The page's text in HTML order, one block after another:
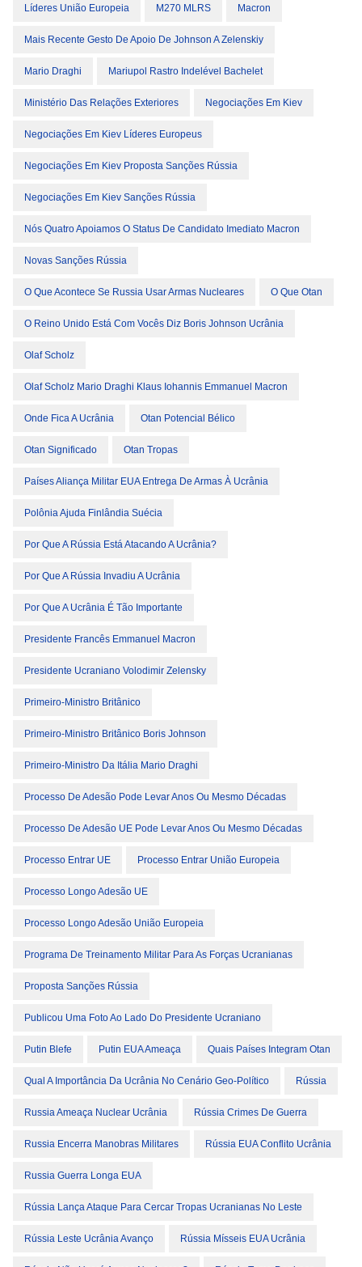
Líderes União Europeia M270 MLRS Macron
Mais Recente Gesto De Apoio De Johnson A Zelenskiy
Mario Draghi Mariupol Rastro Indelével Bachelet
Ministério Das Relações Exteriores Negociações Em Kiev
Negociações Em Kiev Líderes Europeus
Negociações Em Kiev Proposta Sanções Rússia
Negociações Em Kiev Sanções Rússia
Nós Quatro Apoiamos O Status De Candidato Imediato Macron
Novas Sanções Rússia
O Que Acontece Se Russia Usar Armas Nucleares O Que Otan
O Reino Unido Está Com Vocês Diz Boris Johnson Ucrânia
Olaf Scholz
Olaf Scholz Mario Draghi Klaus Iohannis Emmanuel Macron
Onde Fica A Ucrânia Otan Potencial Bélico
Otan Significado Otan Tropas
Países Aliança Militar EUA Entrega De Armas À Ucrânia
Polônia Ajuda Finlândia Suécia
Por Que A Rússia Está Atacando A Ucrânia?
Por Que A Rússia Invadiu A Ucrânia
Por Que A Ucrânia É Tão Importante
Presidente Francês Emmanuel Macron
Presidente Ucraniano Volodimir Zelensky
Primeiro-Ministro Britânico
Primeiro-Ministro Britânico Boris Johnson
Primeiro-Ministro Da Itália Mario Draghi
Processo De Adesão Pode Levar Anos Ou Mesmo Décadas
Processo De Adesão UE Pode Levar Anos Ou Mesmo Décadas
Processo Entrar UE Processo Entrar União Europeia
Processo Longo Adesão UE
Processo Longo Adesão União Europeia
Programa De Treinamento Militar Para As Forças Ucranianas
Proposta Sanções Rússia
Publicou Uma Foto Ao Lado Do Presidente Ucraniano
Putin Blefe Putin EUA Ameaça Quais Países Integram Otan
Qual A Importância Da Ucrânia No Cenário Geo-Político Rússia
Russia Ameaça Nuclear Ucrânia Rússia Crimes De Guerra
Russia Encerra Manobras Militares Rússia EUA Conflito Ucrânia
Russia Guerra Longa EUA
Rússia Lança Ataque Para Cercar Tropas Ucranianas No Leste
Rússia Leste Ucrânia Avanço Rússia Mísseis EUA Ucrânia